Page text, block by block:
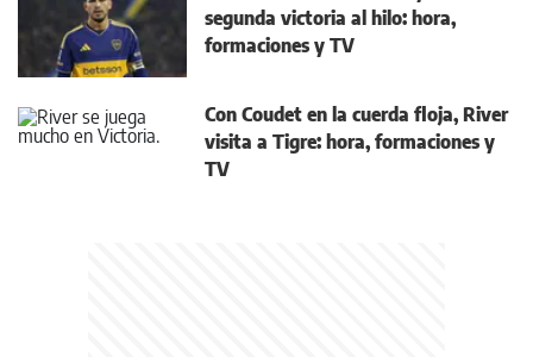
segunda victoria al hilo: hora,
formaciones y TV
Con Coudet en la cuerda floja, River
visita a Tigre: hora, formaciones y
TV